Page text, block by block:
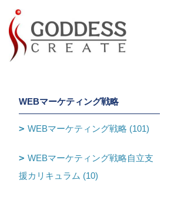
WEBマーケティング戦略
WEBマーケティング戦略 (101)
WEBマーケティング戦略自立支
援カリキュラム (10)